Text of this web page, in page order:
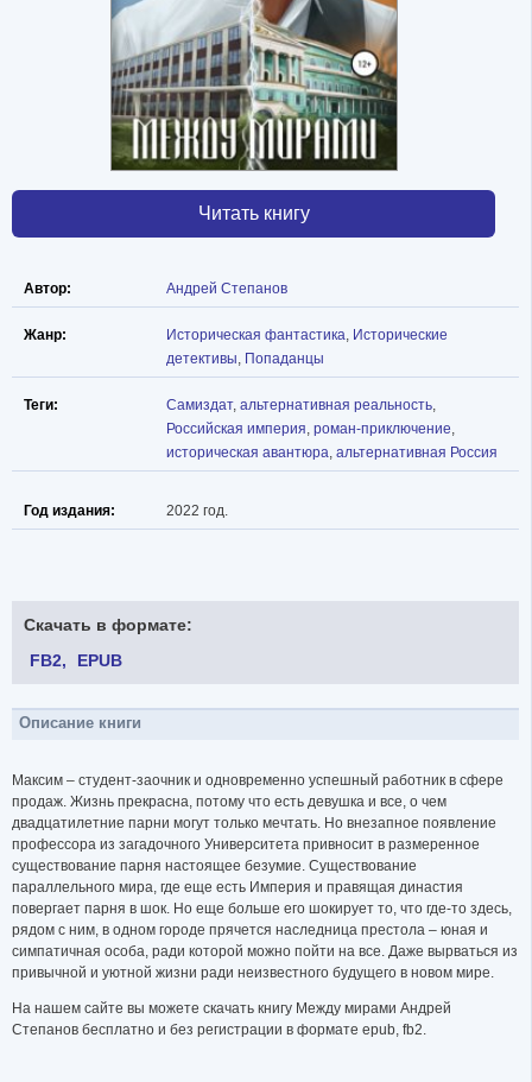
Читать книгу
Автор: Андрей Степанов
Жанр: Историческая фантастика Исторические
детективы Попаданцы
Теги: Самиздат, альтернативная реальность
Российская империя роман-приключение
историческая авантюра альтернативная Россия
Год издания: 2022 год.
Скачать в формате:
FB2
EPUB
Описание книги
Максим – студент-заочник и одновременно успешный работник в сфере
продаж. Жизнь прекрасна, потому что есть девушка и все, о чем
двадцатилетние парни могут только мечтать. Но внезапное появление
профессора из загадочного Университета привносит в размеренное
существование парня настоящее безумие. Существование
параллельного мира, где еще есть Империя и правящая династия
повергает парня в шок. Но еще больше его шокирует то, что где-то здесь,
рядом с ним, в одном городе прячется наследница престола – юная и
симпатичная особа, ради которой можно пойти на все. Даже вырваться из
привычной и уютной жизни ради неизвестного будущего в новом мире.
На нашем сайте вы можете скачать книгу Между мирами Андрей
Степанов бесплатно и без регистрации в формате epub, fb2.